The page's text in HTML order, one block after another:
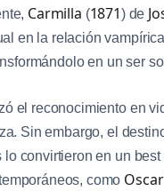
Carmilla (1871) de
en la relación
en un ser
el reconocimiento en
Sin embargo, el
convirtieron en un
como